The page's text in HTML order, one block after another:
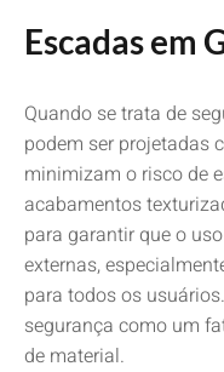
Escadas em
Quando se trata de
podem ser projetadas
minimizam o risco de
acabamentos
para garantir que o
externas,
para todos os
segurança como um
de material.